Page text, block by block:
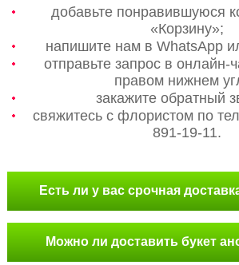
добавьте понравившуюся
«Корзину»;
напишите нам в WhatsApp
отправьте запрос в онлайн-
правом нижнем
закажите обратный
свяжитесь с флористом по
891-19-11.
Есть ли у вас срочная
Можно ли доставить букет